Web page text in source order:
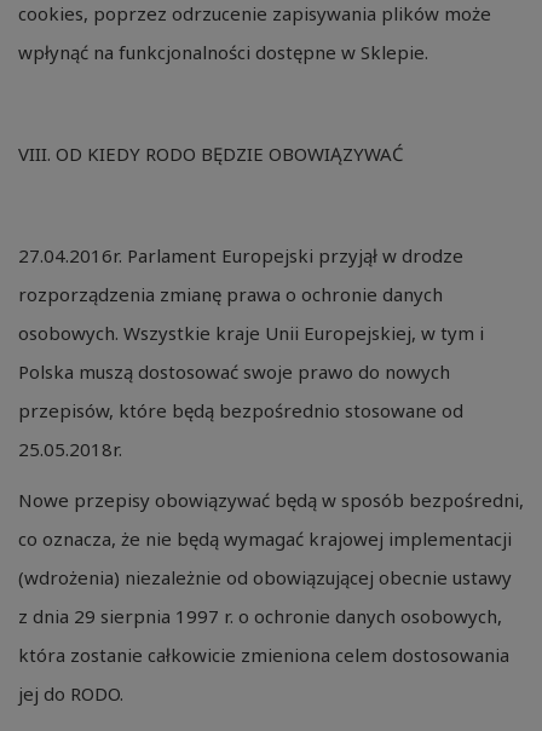
cookies, poprzez odrzucenie zapisywania plików może
wpłynąć na funkcjonalności dostępne w Sklepie.
VIII. OD KIEDY RODO BĘDZIE OBOWIĄZYWAĆ
27.04.2016r. Parlament Europejski przyjął w drodze
rozporządzenia zmianę prawa o ochronie danych
osobowych. Wszystkie kraje Unii Europejskiej, w tym i
Polska muszą dostosować swoje prawo do nowych
przepisów, które będą bezpośrednio stosowane od
25.05.2018r.
Nowe przepisy obowiązywać będą w sposób bezpośredni,
co oznacza, że nie będą wymagać krajowej implementacji
(wdrożenia) niezależnie od obowiązującej obecnie ustawy
z dnia 29 sierpnia 1997 r. o ochronie danych osobowych,
która zostanie całkowicie zmieniona celem dostosowania
jej do RODO.